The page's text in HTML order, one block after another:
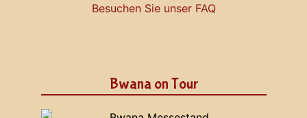
Besuchen Sie unser FAQ
Bwana on Tour